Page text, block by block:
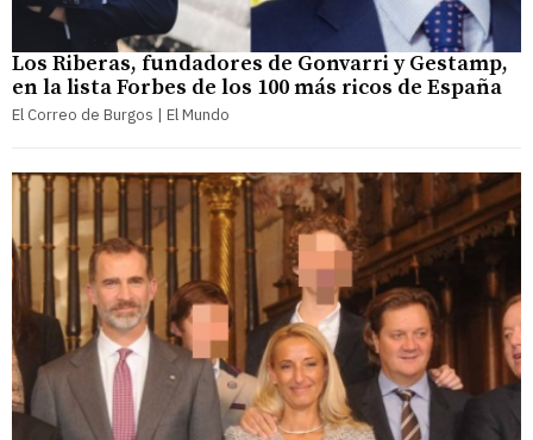
Los Riberas, fundadores de Gonvarri y Gestamp,
en la lista Forbes de los 100 más ricos de España
El Correo de Burgos | El Mundo